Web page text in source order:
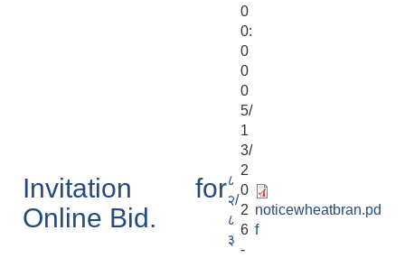
0
0:
0
0
Invitation for
Online Bid.
८
२/
८
३
0
5/
1
3/
2
0
2
6
-
noticewheatbran.pd
f